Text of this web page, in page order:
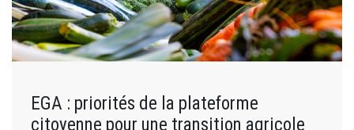
EGA : priorités de la plateforme
citoyenne pour une transition agricole